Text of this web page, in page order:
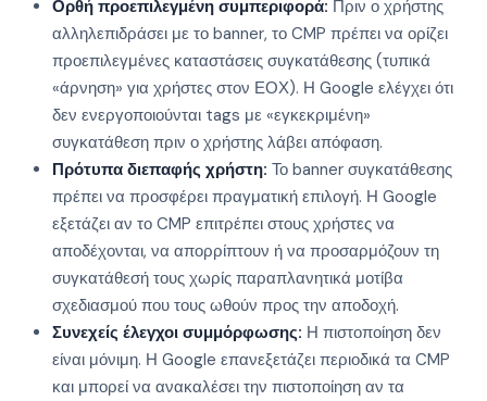
Ορθή προεπιλεγμένη συμπεριφορά: Πριν ο χρήστης
αλληλεπιδράσει με το banner, το CMP πρέπει να ορίζει
προεπιλεγμένες καταστάσεις συγκατάθεσης (τυπικά
«άρνηση» για χρήστες στον ΕΟΧ). Η Google ελέγχει ότι
δεν ενεργοποιούνται tags με «εγκεκριμένη»
συγκατάθεση πριν ο χρήστης λάβει απόφαση.
Πρότυπα διεπαφής χρήστη: Το banner συγκατάθεσης
πρέπει να προσφέρει πραγματική επιλογή. Η Google
εξετάζει αν το CMP επιτρέπει στους χρήστες να
αποδέχονται, να απορρίπτουν ή να προσαρμόζουν τη
συγκατάθεσή τους χωρίς παραπλανητικά μοτίβα
σχεδιασμού που τους ωθούν προς την αποδοχή.
Συνεχείς έλεγχοι συμμόρφωσης: Η πιστοποίηση δεν
είναι μόνιμη. Η Google επανεξετάζει περιοδικά τα CMP
και μπορεί να ανακαλέσει την πιστοποίηση αν τα